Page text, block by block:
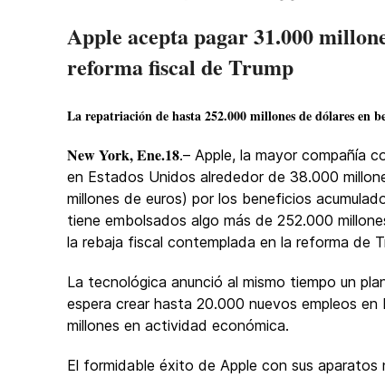
Apple acepta pagar 31.000
reforma fiscal de Trump
La repatriación de hasta 252.000 millones de dólares en
New York, Ene.18.– Apple, la mayor compañía
en Estados Unidos alrededor de 38.000
millones de euros) por los beneficios
tiene embolsados algo más de 252.000
la rebaja fiscal contemplada en la reforma de
La tecnológica anunció al mismo tiempo un
espera crear hasta 20.000 nuevos empleos
millones en actividad económica.
El formidable éxito de Apple con sus